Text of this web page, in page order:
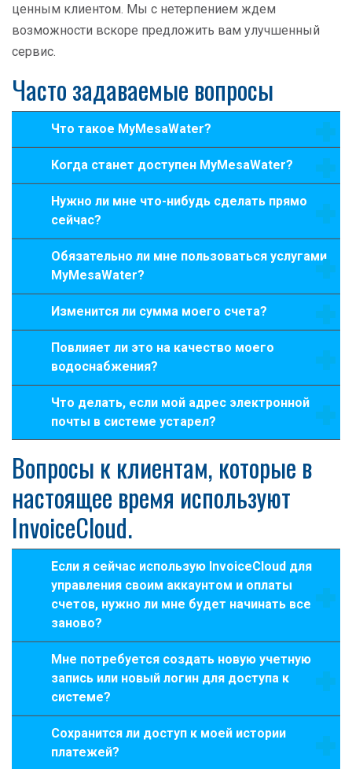
ценным клиентом. Мы с нетерпением ждем
возможности вскоре предложить вам улучшенный
сервис.
Часто задаваемые вопросы
Что такое MyMesaWater?
Когда станет доступен MyMesaWater?
Нужно ли мне что-нибудь сделать прямо
сейчас?
Обязательно ли мне пользоваться услугами
MyMesaWater?
Изменится ли сумма моего счета?
Повлияет ли это на качество моего
водоснабжения?
Что делать, если мой адрес электронной
почты в системе устарел?
Вопросы к клиентам, которые в
настоящее время используют
InvoiceCloud.
Если я сейчас использую InvoiceCloud для
управления своим аккаунтом и оплаты
счетов, нужно ли мне будет начинать все
заново?
Мне потребуется создать новую учетную
запись или новый логин для доступа к
системе?
Сохранится ли доступ к моей истории
платежей?